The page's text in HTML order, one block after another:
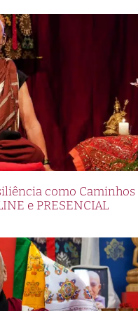
como Caminhos
e PRESENCIAL